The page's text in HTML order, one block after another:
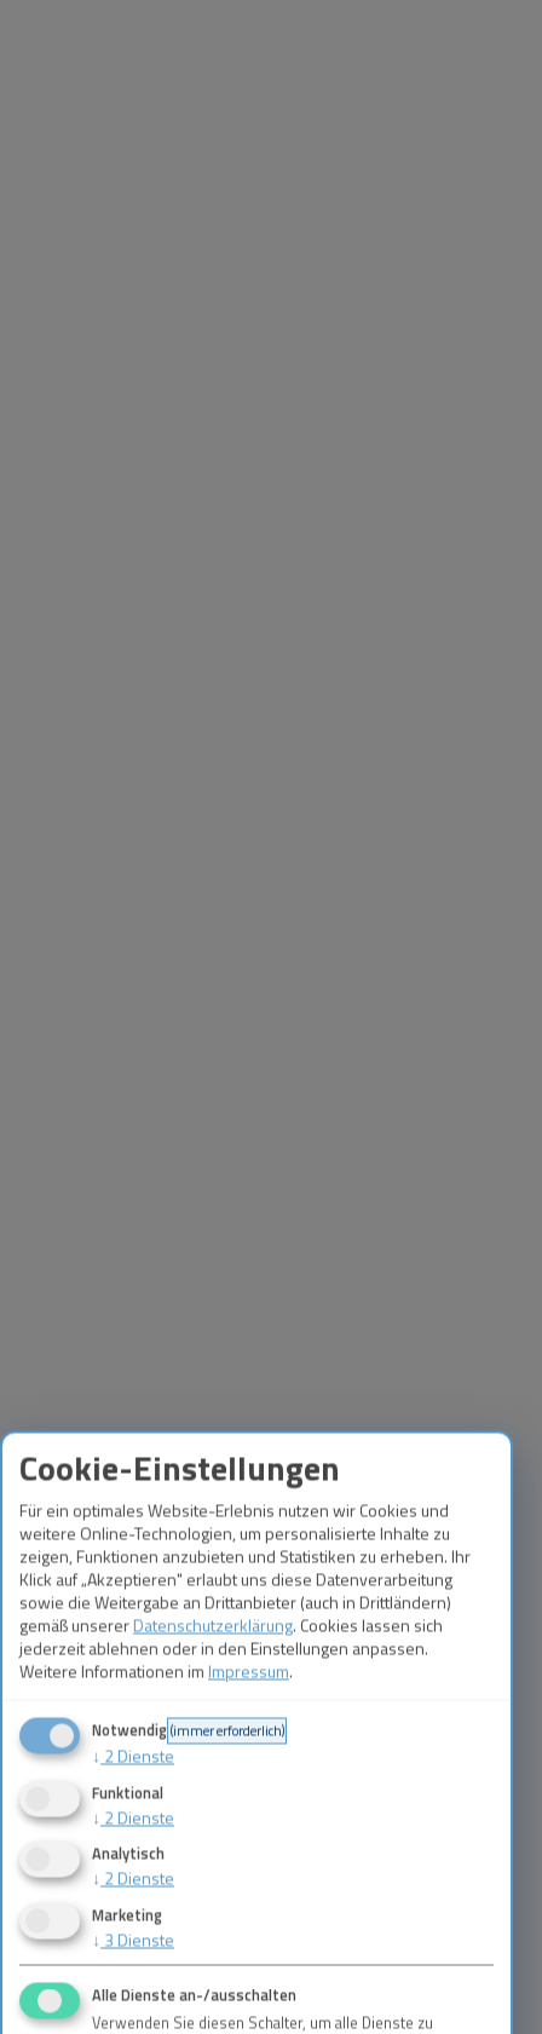
Cookie-Einstellungen
Für ein optimales Website-Erlebnis nutzen wir Cookies und
weitere Online-Technologien, um personalisierte Inhalte zu
zeigen, Funktionen anzubieten und Statistiken zu erheben. Ihr
Klick auf „Akzeptieren" erlaubt uns diese Datenverarbeitung
sowie die Weitergabe an Drittanbieter (auch in Drittländern)
gemäß unsererDatenschutzerklärung. Cookies lassen sich
jederzeit ablehnen oder in den Einstellungen anpassen.
Weitere Informationen im Impressum.
Notwendig(immer erforderlich)
↓ 2 Dienste
Funktional
↓ 2 Dienste
Analytisch
↓ 2 Dienste
Marketing
↓ 3 Dienste
Alle Dienste an-/ausschalten
Verwenden Sie diesen Schalter, um alle Dienste zu